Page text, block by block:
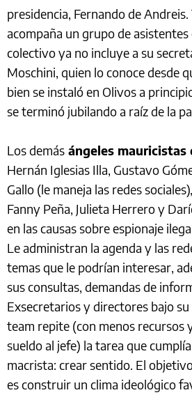
presidencia, Fernando de
acompaña un grupo de
colectivo ya no incluye a su
Moschini, quien lo conoce desde
bien se instaló en Olivos a
se terminó jubilando a raíz de la
Los demás ángeles mauricistas
Hernán Iglesias Illa, Gustavo
Gallo (le maneja las redes
Fanny Peña, Julieta Herrero y
en las causas sobre espionaje
Le administran la agenda y las
temas que le podrían interesar,
sus consultas, demandas de
Exsecretarios y directores bajo su
team repite (con menos recursos
sueldo al jefe) la tarea que
macrista: crear sentido. El
es construir un clima ideológico